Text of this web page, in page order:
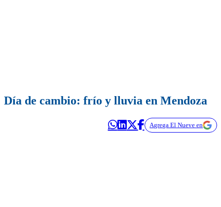
Día de cambio: frío y lluvia en Mendoza
Agrega El Nueve en